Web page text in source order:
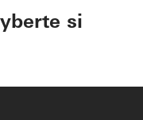
si